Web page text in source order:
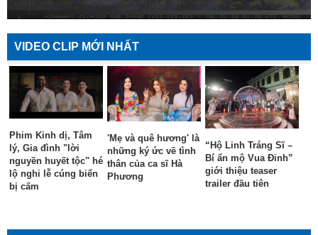
VIDEO CLIP MỚI NHẤT
Phim Kinh dị, Tâm
lý, Gia đình "lời
nguyền huyết tộc" hé
lộ nghi lễ cúng biển
bị cấm
'Mẹ và quê hương' là
những ký ức về tình
thân của ca sĩ Hà
Phương
“Hộ Linh Tráng Sĩ –
Bí ẩn mộ Vua Đinh”
giới thiệu teaser
trailer đầu tiên